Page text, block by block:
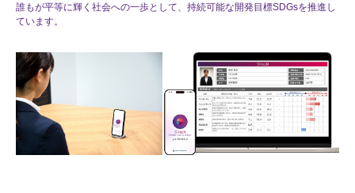
誰もが平等に輝く社会への一歩として、持続可能な開発目標SDGsを推進し
ています。